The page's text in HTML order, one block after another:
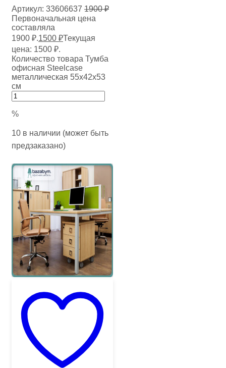
Артикул: 33606637 1900₽
Первоначальная цена
составляла
1900 ₽.1500 ₽Текущая
цена: 1500 ₽.
Количество товара Тумба
офисная Steelcase
металлическая 55х42х53
см
%
10 в наличии (может быть
предзаказано)